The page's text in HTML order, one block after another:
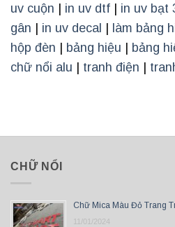
uv cuộn | in uv dtf | in uv bạt
gân | in uv decal | làm bảng
hộp đèn | bảng hiệu | bảng
chữ nổi alu | tranh điện |
CHỮ NỔI
Chữ Mica Màu Đỏ Trang
11/01/2024